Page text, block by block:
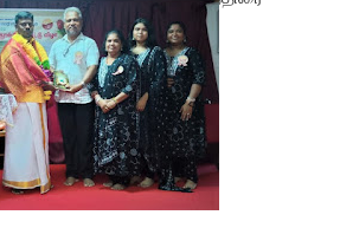
புதுவருட கலை...